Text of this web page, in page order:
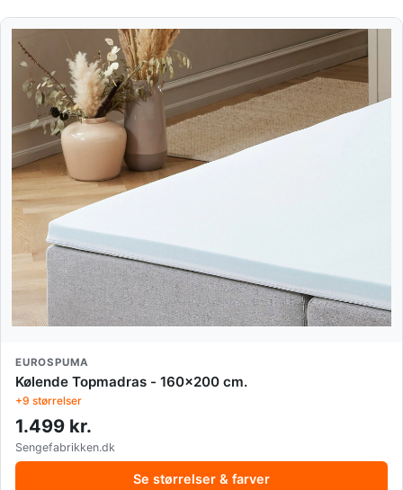
EUROSPUMA
Kølende Topmadras - 160x200 cm.
+9 størrelser
1.499 kr.
Sengefabrikken.dk
Se størrelser & farver